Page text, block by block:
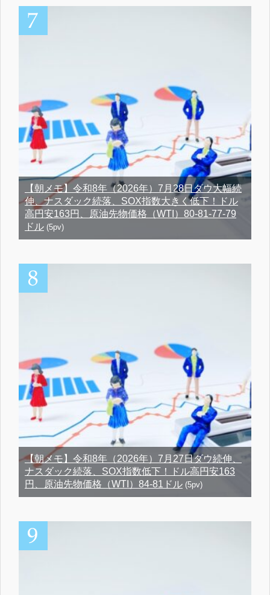
【朝メモ】令和8年（2026年）7月28日ダウ大幅続
伸、ナスダック続落、SOX指数大きく低下！ドル
高円安163円、原油先物価格（WTI）80-81-77-79
ドル (5pv)
【朝メモ】令和8年（2026年）7月27日ダウ続伸、
ナスダック続落、SOX指数低下！ドル高円安163
円、原油先物価格（WTI）84-81ドル (5pv)